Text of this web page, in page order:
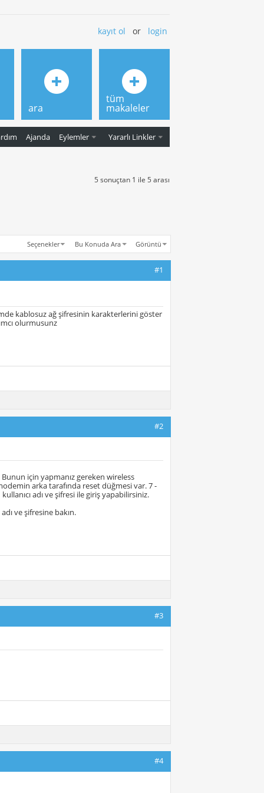
kayıt ol or login
Ajanda Eylemler Yararlı Linkler
ara
tüm
makaleler
5 sonuçtan 1 ile 5 arası
Seçenekler Bu Konuda Ara Görüntü
#1
kablosuz ağ şifresinin karakterlerini göster
olurmusunz
#2
için yapmanız gereken wireless
arka tarafında reset düğmesi var. 7 -
adı ve şifresi ile giriş yapabilirsiniz.
ve şifresine bakın.
#3
#4